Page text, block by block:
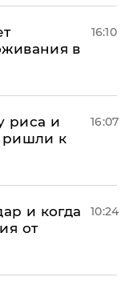
в
16:10
риса и
к
16:07
и когда
от
10:24